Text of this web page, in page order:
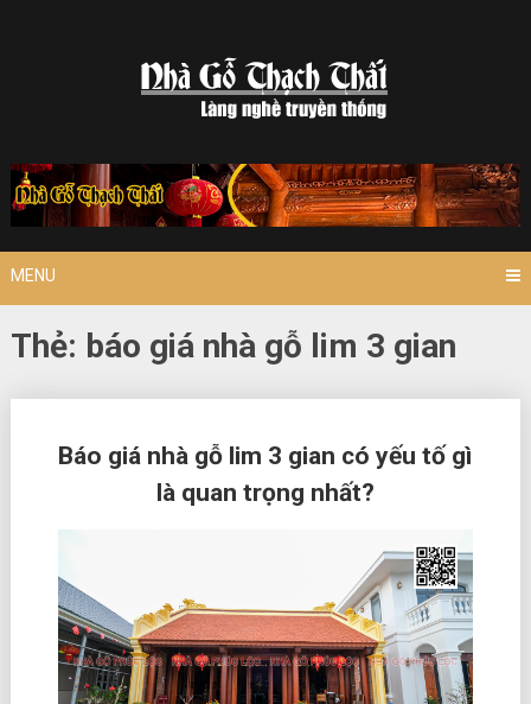
MENU
Thẻ: báo giá nhà gỗ lim 3 gian
Báo giá nhà gỗ lim 3 gian có yếu tố gì
là quan trọng nhất?
navigation